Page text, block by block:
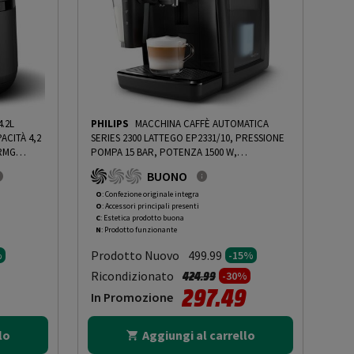
4,2
da
PHILIPS MACCHINA CAFFÈ AUTOMATICA
SERIES 2300 LATTEGO EP2331/10, PRESSIONE
POMPA 15 BAR, POTENZA 1500 W,
PROGRAMMI ESPRESSO, CAFFÈ,
CAPPUCCINO, ACQUA CALDA, FUNZIONE
REGOLAZIONE MACINATURA, PROGRAMMA
PULIZIA, NERO - PRMG GRADING OOCN - 15%
PRMG GRADING OOCN - 15%
BUONO
O: Confezione originale integra
O: Accessori principali presenti
C: Estetica prodotto buona
N: Prodotto funzionante
Prodotto Nuovo 499.99 -15%
Ricondizionato Prezzo ridotto da
424.99a-30%
In Promozione 297.49
Aggiungi al carrello